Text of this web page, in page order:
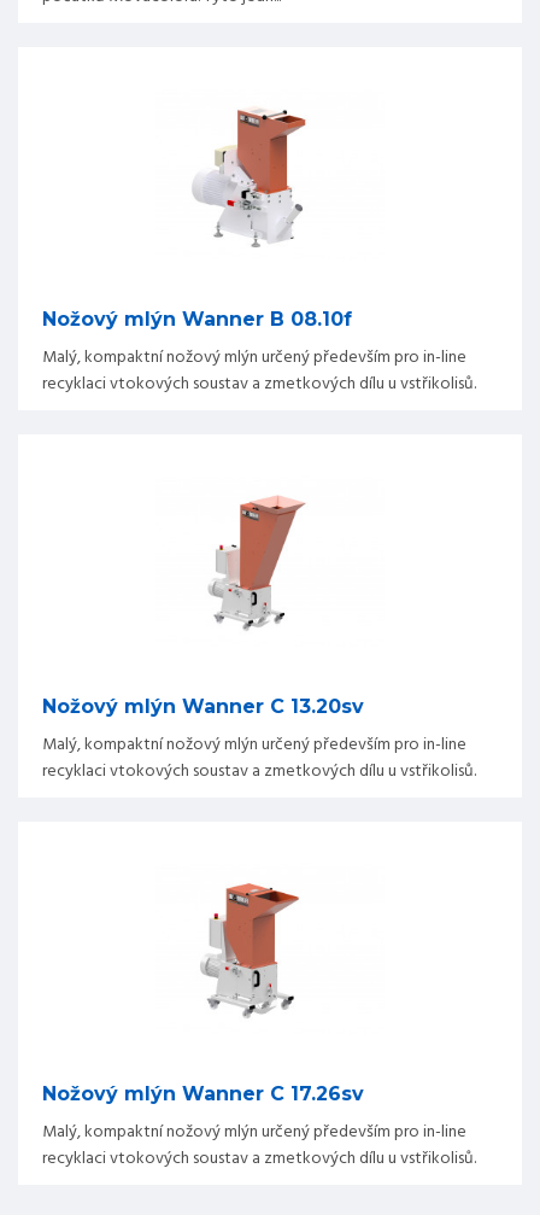
Nožový mlýn Wanner B 08.10f
Malý, kompaktní nožový mlýn určený především pro in-line
recyklaci vtokových soustav a zmetkových dílu u vstřikolisů.
Nožový mlýn Wanner C 13.20sv
Malý, kompaktní nožový mlýn určený především pro in-line
recyklaci vtokových soustav a zmetkových dílu u vstřikolisů.
Nožový mlýn Wanner C 17.26sv
Malý, kompaktní nožový mlýn určený především pro in-line
recyklaci vtokových soustav a zmetkových dílu u vstřikolisů.